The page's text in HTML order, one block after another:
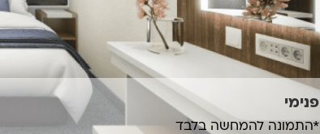
פנימי
*התמונה להמחשה בלבד